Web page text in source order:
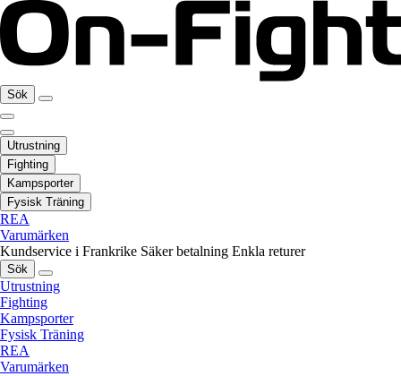
Sök
Utrustning
Fighting
Kampsporter
Fysisk Träning
REA
Varumärken
Kundservice i Frankrike Säker betalning Enkla returer
Sök
Utrustning
Fighting
Kampsporter
Fysisk Träning
REA
Varumärken